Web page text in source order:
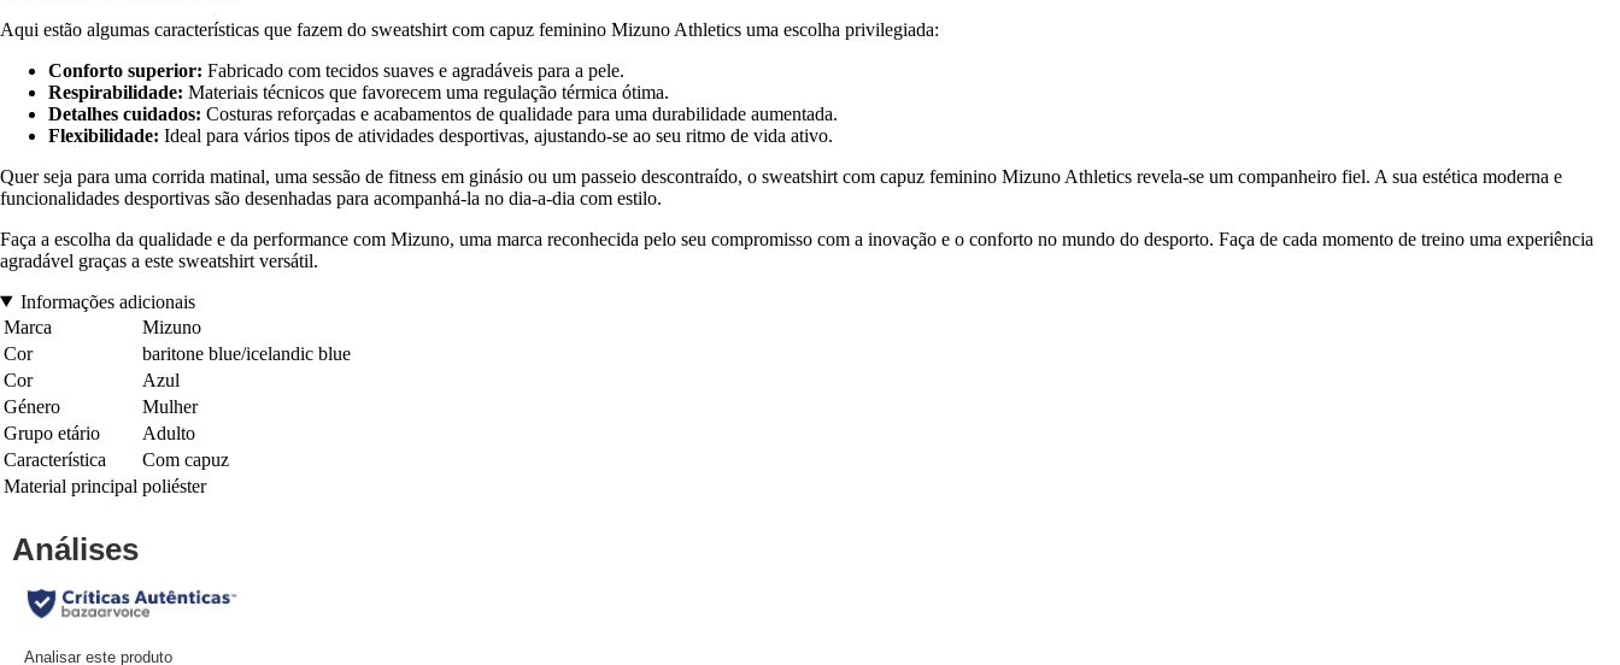
Aqui estão algumas características que fazem do sweatshirt com capuz feminino Mizuno Athletics uma escolha privilegiada:
Conforto superior: Fabricado com tecidos suaves e agradáveis para a pele.
Respirabilidade: Materiais técnicos que favorecem uma regulação térmica ótima.
Detalhes cuidados: Costuras reforçadas e acabamentos de qualidade para uma durabilidade aumentada.
Flexibilidade: Ideal para vários tipos de atividades desportivas, ajustando-se ao seu ritmo de vida ativo.
Quer seja para uma corrida matinal, uma sessão de fitness em ginásio ou um passeio descontraído, o sweatshirt com capuz feminino Mizuno Athletics revela-se um companheiro fiel. A sua estética moderna e
funcionalidades desportivas são desenhadas para acompanhá-la no dia-a-dia com estilo.
Faça a escolha da qualidade e da performance com Mizuno, uma marca reconhecida pelo seu compromisso com a inovação e o conforto no mundo do desporto. Faça de cada momento de treino uma experiência
agradável graças a este sweatshirt versátil.
Informações adicionais
Marca
Mizuno
Cor
baritone blue/icelandic blue
Cor
Azul
Género
Mulher
Grupo etário
Adulto
Característica
Com capuz
Material principal poliéster